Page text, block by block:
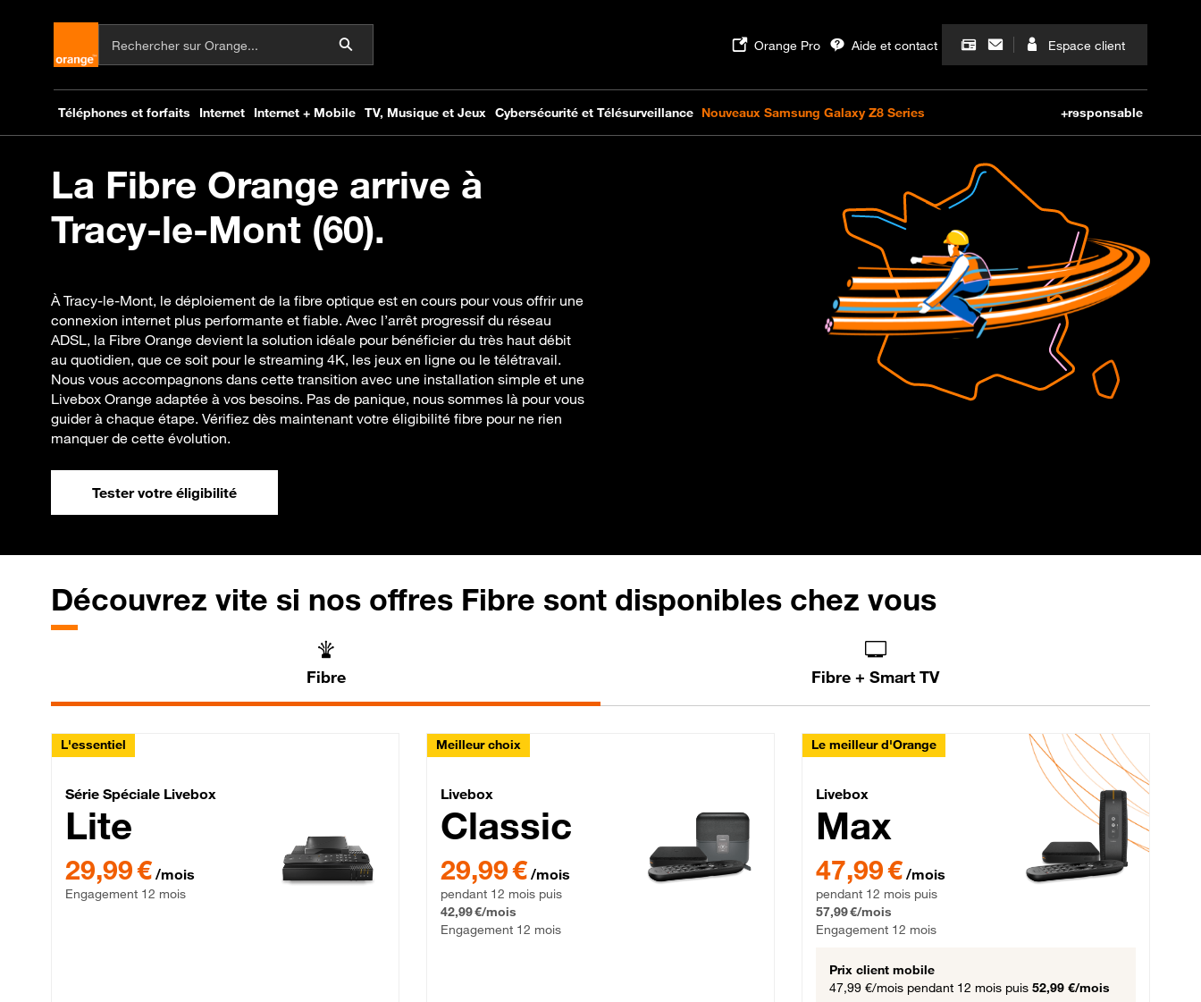
La Fibre Orange arrive à
Tracy-le-Mont (60).
À Tracy-le-Mont, le déploiement de la fibre optique est en cours pour vous offrir une
connexion internet plus performante et fiable. Avec l’arrêt progressif du réseau
ADSL, la Fibre Orange devient la solution idéale pour bénéficier du très haut débit
au quotidien, que ce soit pour le streaming 4K, les jeux en ligne ou le télétravail.
Nous vous accompagnons dans cette transition avec une installation simple et une
Livebox Orange adaptée à vos besoins. Pas de panique, nous sommes là pour vous
guider à chaque étape. Vérifiez dès maintenant votre éligibilité fibre pour ne rien
manquer de cette évolution.
Tester votre éligibilité
Découvrez vite si nos offres Fibre sont disponibles chez vous
Fibre Fibre + Smart TV
L'essentiel
Série Spéciale Livebox Lite Fibre
Série Spéciale Livebox
Lite
29,99 € par mois , Engagement 12 mois
29,99 € /mois
Engagement 12 mois
Meilleur choix
Livebox Classic Fibre
Livebox
Classic
29,99 € par mois pendant 12 mois puis 42,99 € par mois, Engagement 12 mois
29,99 € /mois
pendant 12 mois puis
42,99 €/mois
Engagement 12 mois
Le meilleur d'Orange
Livebox Max Fibre
Livebox
Max
47,99 € par mois pendant 12 mois puis 57,99 € par mois,
47,99 € /mois
pendant 12 mois puis
57,99 €/mois
Engagement 12 mois
Prix client mobile
47,99 €/mois pendant 12 mois puis 52,99 €/mois